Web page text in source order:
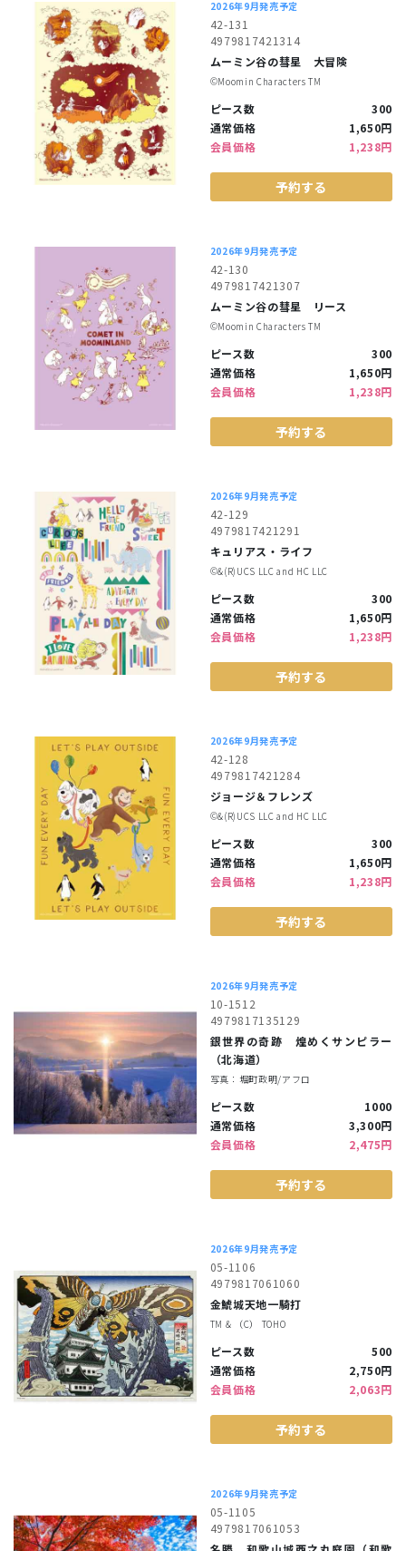
2026年9月発売予定
42-131
4979817421314
ムーミン谷の彗星 大冒険
©︎Moomin Characters TM
ピース数
300
通常価格
1,650円
会員価格
1,238円
予約する
2026年9月発売予定
42-130
4979817421307
ムーミン谷の彗星 リース
©︎Moomin Characters TM
ピース数
300
通常価格
1,650円
会員価格
1,238円
予約する
2026年9月発売予定
42-129
4979817421291
キュリアス・ライフ
©︎&(R)UCS LLC and HC LLC
ピース数
300
通常価格
1,650円
会員価格
1,238円
予約する
2026年9月発売予定
42-128
4979817421284
ジョージ＆フレンズ
©︎&(R)UCS LLC and HC LLC
ピース数
300
通常価格
1,650円
会員価格
1,238円
予約する
2026年9月発売予定
10-1512
4979817135129
銀世界の奇跡 煌めくサンピラー
（北海道）
写真：堀町政明/アフロ
ピース数
1000
通常価格
3,300円
会員価格
2,475円
予約する
2026年9月発売予定
05-1106
4979817061060
金鯱城天地一騎打
TM & （C） TOHO
ピース数
500
通常価格
2,750円
会員価格
2,063円
予約する
2026年9月発売予定
05-1105
4979817061053